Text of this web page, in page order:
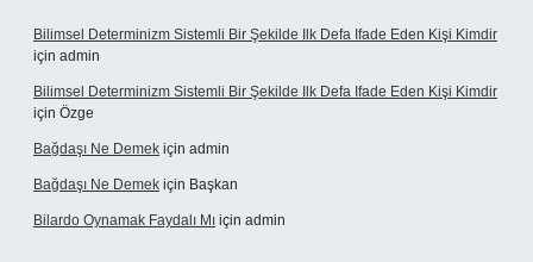
Bilimsel Determinizm Sistemli Bir Şekilde Ilk Defa Ifade Eden Kişi Kimdir
için admin
Bilimsel Determinizm Sistemli Bir Şekilde Ilk Defa Ifade Eden Kişi Kimdir
için Özge
Bağdaşı Ne Demek için admin
Bağdaşı Ne Demek için Başkan
Bilardo Oynamak Faydalı Mı için admin